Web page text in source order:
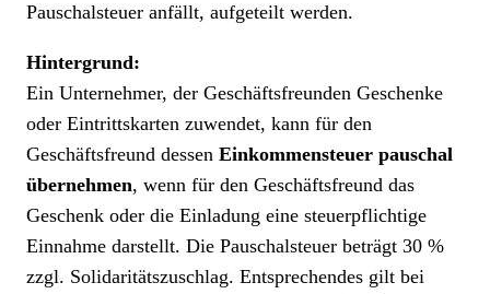
Pauschalsteuer anfällt, aufgeteilt werden.
Hintergrund:
Ein Unternehmer, der Geschäftsfreunden Geschenke
oder Eintrittskarten zuwendet, kann für den
Geschäftsfreund dessen Einkommensteuer pauschal
übernehmen, wenn für den Geschäftsfreund das
Geschenk oder die Einladung eine steuerpflichtige
Einnahme darstellt. Die Pauschalsteuer beträgt 30 %
zzgl. Solidaritätszuschlag. Entsprechendes gilt bei